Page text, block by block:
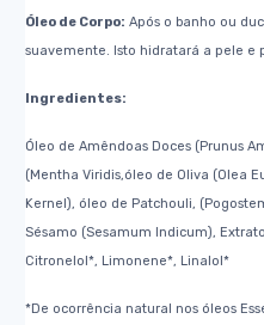
Óleo de Corpo: Após o banho ou
suavemente. Isto hidratará a pele e
Ingredientes:
Óleo de Amêndoas Doces (Prunus
(Mentha Viridis,óleo de Oliva (Olea
Kernel), óleo de Patchouli,
Sésamo (Sesamum Indicum),
Citronelol*, Limonene*, Linalol*
*De ocorrência natural nos óleos